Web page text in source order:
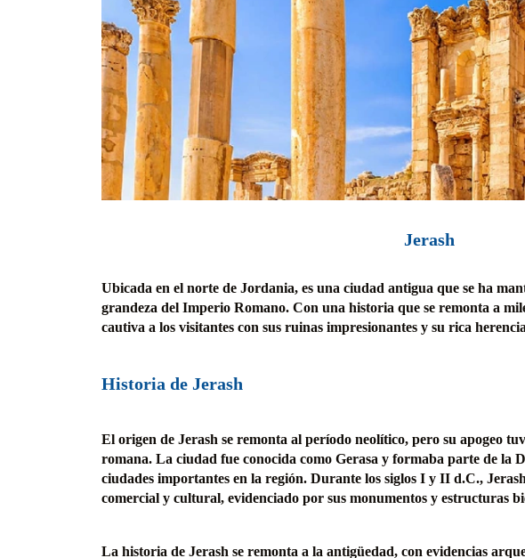
Jerash
Ubicada en el norte de Jordania, es una ciudad antigua que se ha
grandeza del Imperio Romano. Con una historia que se remonta a
cautiva a los visitantes con sus ruinas impresionantes y su rica
Historia de Jerash
El origen de Jerash se remonta al período neolítico, pero su apogeo
romana. La ciudad fue conocida como Gerasa y formaba parte de la
ciudades importantes en la región. Durante los siglos I y II d.C.,
comercial y cultural, evidenciado por sus monumentos y estructuras
La historia de Jerash se remonta a la antigüedad, con evidencias